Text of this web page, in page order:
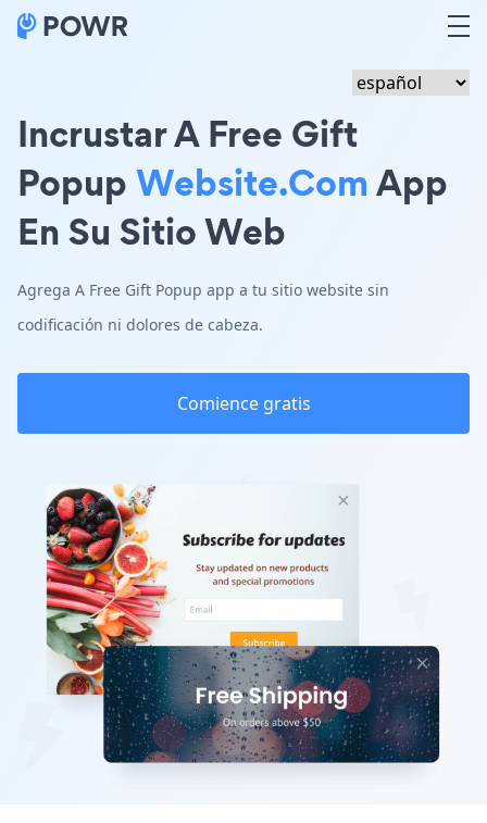
Incrustar A Free Gift
PopupWebsite.comApp
En Su Sitio Web
Agrega A Free Gift Popup app a tu sitio website sin
codificación ni dolores de cabeza.
Comience gratis